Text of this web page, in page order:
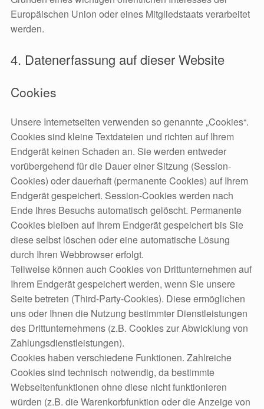
Europäischen Union oder eines Mitgliedstaats verarbeitet
werden.
4. Datenerfassung auf dieser Website
Cookies
Unsere Internetseiten verwenden so genannte „Cookies“.
Cookies sind kleine Textdateien und richten auf Ihrem
Endgerät keinen Schaden an. Sie werden entweder
vorübergehend für die Dauer einer Sitzung (Session-
Cookies) oder dauerhaft (permanente Cookies) auf Ihrem
Endgerät gespeichert. Session-Cookies werden nach
Ende Ihres Besuchs automatisch gelöscht. Permanente
Cookies bleiben auf Ihrem Endgerät gespeichert bis Sie
diese selbst löschen oder eine automatische Lösung
durch Ihren Webbrowser erfolgt.
Teilweise können auch Cookies von Drittunternehmen auf
Ihrem Endgerät gespeichert werden, wenn Sie unsere
Seite betreten (Third-Party-Cookies). Diese ermöglichen
uns oder Ihnen die Nutzung bestimmter Dienstleistungen
des Drittunternehmens (z.B. Cookies zur Abwicklung von
Zahlungsdienstleistungen).
Cookies haben verschiedene Funktionen. Zahlreiche
Cookies sind technisch notwendig, da bestimmte
Webseitenfunktionen ohne diese nicht funktionieren
würden (z.B. die Warenkorbfunktion oder die Anzeige von